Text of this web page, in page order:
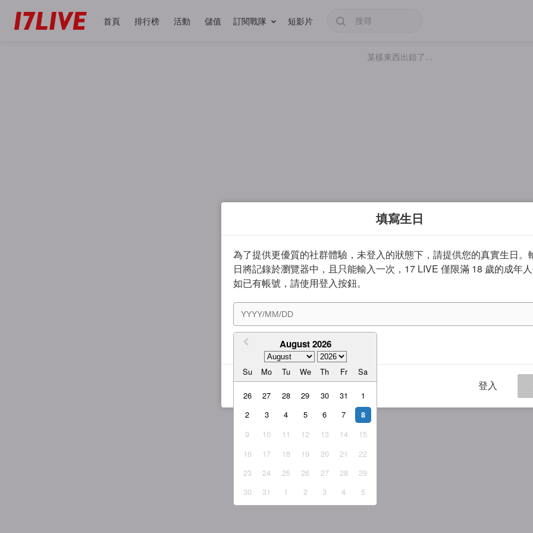
首頁 排行榜 活動 儲值 訂閱戰隊 短影片
某樣東西出錯了...
填寫生日
為了提供更優質的社群體驗，未登入的狀態下，請提供您的真實生日。
日將記錄於瀏覽器中，且只能輸入一次，17 LIVE 僅限滿 18 歲的成年人
如已有帳號，請使用登入按鈕。
August 2026
Su Mo Tu We Th Fr Sa
26 27 28 29 30 31
1
2
3 4 5 6 7 8
9 10 11 12 13 14
15
16
17 18 19 20 21
22
23
24 25 26 27 28
29
30
31 1 2 3 4 5
我同意 服務條款與隱私權政策
登入